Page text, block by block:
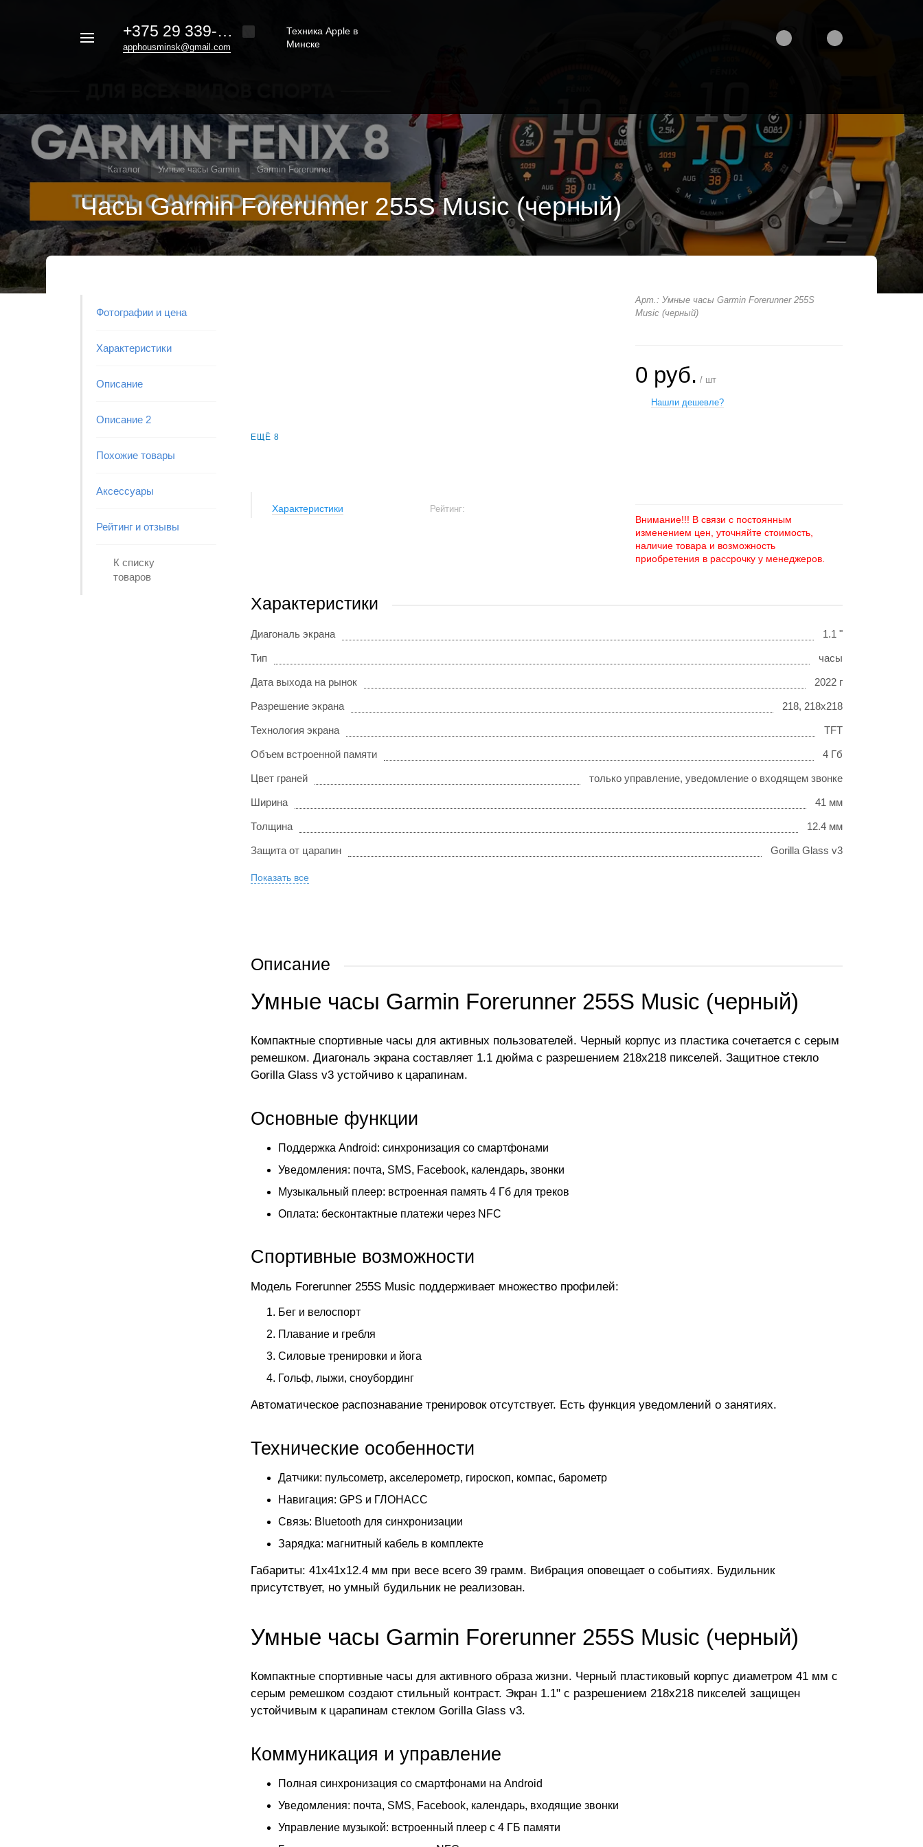
+375 29 339-20-30
apphousminsk@gmail.com
Техника Apple в
Минске
Каталог Умные часы Garmin Garmin Forerunner
Часы Garmin Forerunner 255S Music (черный)
Фотографии и цена
Характеристики
Описание
Описание 2
Похожие товары
Аксессуары
Рейтинг и отзывы
К списку
товаров
ЕЩЁ 8
Характеристики Рейтинг:
Арт.: Умные часы Garmin Forerunner 255S
Music (черный)
0 руб. / шт
Нашли дешевле?
Внимание!!! В связи с постоянным
изменением цен, уточняйте стоимость,
наличие товара и возможность
приобретения в рассрочку у менеджеров.
Характеристики
Диагональ экрана 1.1 "
Тип часы
Дата выхода на рынок 2022 г
Разрешение экрана 218, 218x218
Технология экрана TFT
Объем встроенной памяти 4 Гб
Цвет граней только управление, уведомление о входящем звонке
Ширина 41 мм
Толщина 12.4 мм
Защита от царапин Gorilla Glass v3
Показать все
Описание
Умные часы Garmin Forerunner 255S Music (черный)
Компактные спортивные часы для активных пользователей. Черный корпус из пластика сочетается с серым
ремешком. Диагональ экрана составляет 1.1 дюйма с разрешением 218x218 пикселей. Защитное стекло
Gorilla Glass v3 устойчиво к царапинам.
Основные функции
Поддержка Android: синхронизация со смартфонами
Уведомления: почта, SMS, Facebook, календарь, звонки
Музыкальный плеер: встроенная память 4 Гб для треков
Оплата: бесконтактные платежи через NFC
Спортивные возможности
Модель Forerunner 255S Music поддерживает множество профилей:
Бег и велоспорт
Плавание и гребля
Силовые тренировки и йога
Гольф, лыжи, сноубординг
Автоматическое распознавание тренировок отсутствует. Есть функция уведомлений о занятиях.
Технические особенности
Датчики: пульсометр, акселерометр, гироскоп, компас, барометр
Навигация: GPS и ГЛОНАСС
Связь: Bluetooth для синхронизации
Зарядка: магнитный кабель в комплекте
Габариты: 41x41x12.4 мм при весе всего 39 грамм. Вибрация оповещает о событиях. Будильник
присутствует, но умный будильник не реализован.
Умные часы Garmin Forerunner 255S Music (черный)
Компактные спортивные часы для активного образа жизни. Черный пластиковый корпус диаметром 41 мм с
серым ремешком создают стильный контраст. Экран 1.1" с разрешением 218x218 пикселей защищен
устойчивым к царапинам стеклом Gorilla Glass v3.
Коммуникация и управление
Полная синхронизация со смартфонами на Android
Уведомления: почта, SMS, Facebook, календарь, входящие звонки
Управление музыкой: встроенный плеер с 4 ГБ памяти